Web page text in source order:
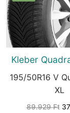
Kleber
195/50R16 V
XL
89.929Ft